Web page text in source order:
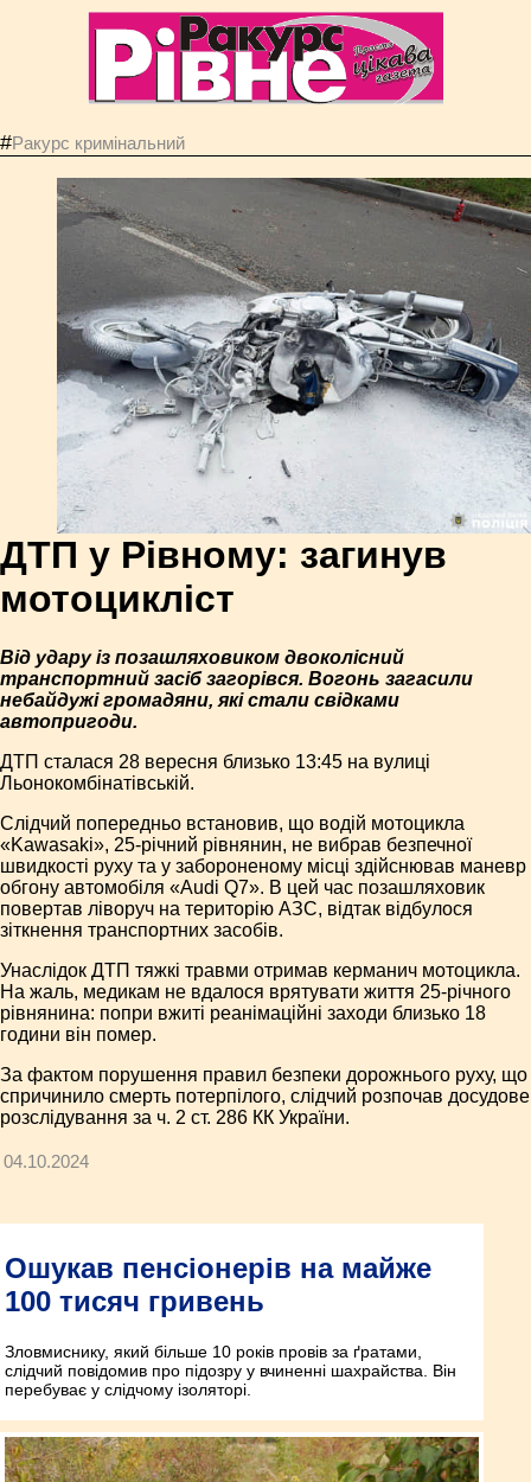
#Ракурс кримінальний
ДТП у Рівному: загинув
мотоцикліст
Від удару із позашляховиком двоколісний
транспортний засіб загорівся. Вогонь загасили
небайдужі громадяни, які стали свідками
автопригоди.
ДТП сталася 28 вересня близько 13:45 на вулиці
Льонокомбінатівській.
Слідчий попередньо встановив, що водій мотоцикла
«Kawasаki», 25-річний рівнянин, не вибрав безпечної
швидкості руху та у забороненому місці здійснював маневр
обгону автомобіля «Аudі Q7». В цей час позашляховик
повертав ліворуч на територію АЗС, відтак відбулося
зіткнення транспортних засобів.
Унаслідок ДТП тяжкі травми отримав керманич мотоцикла.
На жаль, медикам не вдалося врятувати життя 25-річного
рівнянина: попри вжиті реанімаційні заходи близько 18
години він помер.
За фактом порушення правил безпеки дорожнього руху, що
спричинило смерть потерпілого, слідчий розпочав досудове
розслідування за ч. 2 ст. 286 КК України.
04.10.2024
Ошукав пенсіонерів на майже
100 тисяч гривень
Зловмиснику, який більше 10 років провів за ґратами,
слідчий повідомив про підозру у вчиненні шахрайства. Він
перебуває у слідчому ізоляторі.